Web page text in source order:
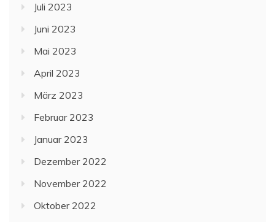
Juli 2023
Juni 2023
Mai 2023
April 2023
März 2023
Februar 2023
Januar 2023
Dezember 2022
November 2022
Oktober 2022